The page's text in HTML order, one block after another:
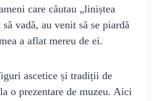
care căutau „liniștea
vadă, au venit să se piardă
a aflat mereu de ei.
asce­tice și tradiții de
o prezentare de muzeu. Aici